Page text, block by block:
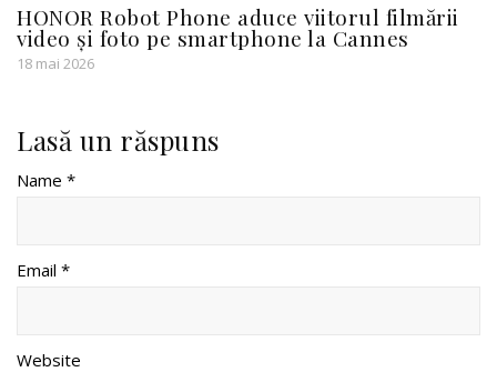
HONOR Robot Phone aduce viitorul filmării
video și foto pe smartphone la Cannes
18 mai 2026
Lasă un răspuns
Name *
Email *
Website